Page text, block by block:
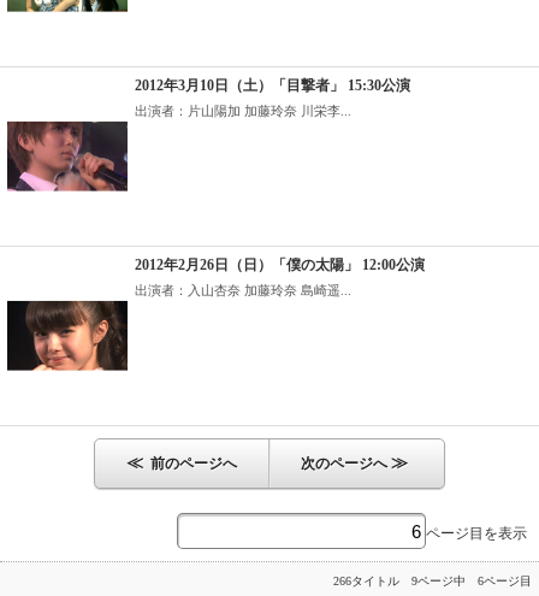
2012年3月10日（土）「目撃者」 15:30公演
出演者：片山陽加 加藤玲奈 川栄李...
2012年2月26日（日）「僕の太陽」 12:00公演
出演者：入山杏奈 加藤玲奈 島崎遥...
≪ 前のページへ 次のページへ≫
ページ目を表示
266タイトル 9ページ中 6ページ目